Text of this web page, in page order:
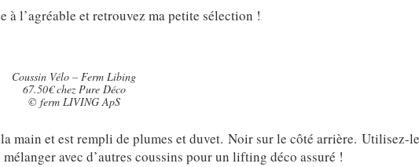
à l’agréable et retrouvez ma petite sélection !
Coussin Vélo – Ferm Libing
67.50€ chez Pure Déco
© ferm LIVING ApS
main et est rempli de plumes et duvet. Noir sur le côté arrière. Utilisez-
avec d’autres coussins pour un lifting déco assuré !